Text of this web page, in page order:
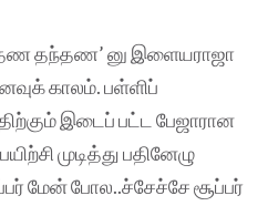
தந்தண’ னு இளையராஜா
காலம். பள்ளிப்
இடைப் பட்ட பேஜாரான
முடித்து பதினேழு
மேன் போல..ச்சேச்சே சூப்பர்